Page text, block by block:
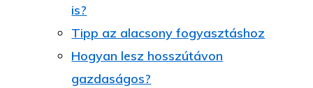
is?
Tipp az alacsony fogyasztáshoz
Hogyan lesz hosszútávon
gazdaságos?